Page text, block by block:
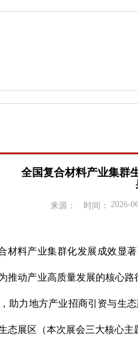
全国复合材料产业集群
来源： 时间： 2026-
材料产业集群化发展成效显
推动产业高质量发展的核心
助力地方产业招商引资与生
态展区（本次展会三大核心